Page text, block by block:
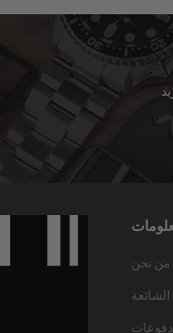
من نحن
الشائعة